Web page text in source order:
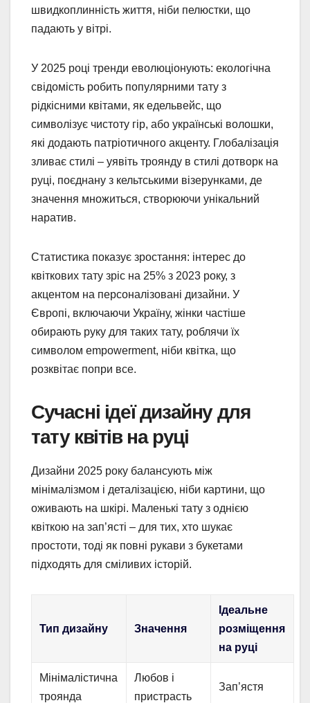
швидкоплинність життя, ніби пелюстки, що
падають у вітрі.
У 2025 році тренди еволюціонують: екологічна
свідомість робить популярними тату з
рідкісними квітами, як едельвейс, що
символізує чистоту гір, або українські волошки,
які додають патріотичного акценту. Глобалізація
зливає стилі – уявіть троянду в стилі дотворк на
руці, поєднану з кельтськими візерунками, де
значення множиться, створюючи унікальний
наратив.
Статистика показує зростання: інтерес до
квіткових тату зріс на 25% з 2023 року, з
акцентом на персоналізовані дизайни. У
Європі, включаючи Україну, жінки частіше
обирають руку для таких тату, роблячи їх
символом empowerment, ніби квітка, що
розквітає попри все.
Сучасні ідеї дизайну для
тату квітів на руці
Дизайни 2025 року балансують між
мінімалізмом і деталізацією, ніби картини, що
оживають на шкірі. Маленькі тату з однією
квіткою на зап’ясті – для тих, хто шукає
простоти, тоді як повні рукави з букетами
підходять для сміливих історій.
Тип дизайну Значення
Ідеальне
розміщення
на руці
Мінімалістична
троянда
Любов і
пристрасть
Зап’ястя